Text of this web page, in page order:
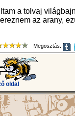
a tolvaj
az arany,
Megosztás:
oldal